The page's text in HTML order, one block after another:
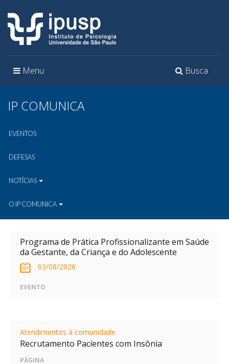
Toggle
Busca
Toggle
Menu
IP COMUNICA
EVENTOS
DEFESAS
NOTÍCIAS
O IP COMUNICA
Programa de Prática Profissionalizante em Saúde
da Gestante, da Criança e do Adolescente
03/08/2026
EVENTO
Atendimentos à comunidade
Recrutamento Pacientes com Insônia
PÁGINA